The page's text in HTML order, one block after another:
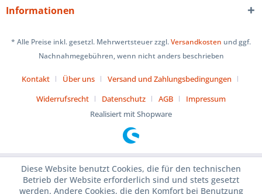
Informationen
* Alle Preise inkl. gesetzl. Mehrwertsteuer zzgl.Versandkosten und ggf.
Nachnahmegebühren, wenn nicht anders beschrieben
Kontakt Über uns
Versand und Zahlungsbedingungen
Widerrufsrecht
Datenschutz AGB
Impressum
Realisiert mit Shopware
Diese Website benutzt Cookies, die für den technischen
Betrieb der Website erforderlich sind und stets gesetzt
werden. Andere Cookies, die den Komfort bei Benutzung